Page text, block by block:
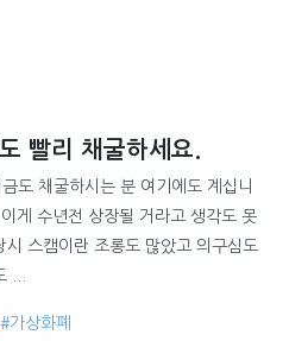
빨리 채굴하세요.
도 채굴하시는 분 여기에도 계십니
게 수년전 상장될 거라고 생각도 못
시 스캠이란 조롱도 많았고 의구심도
...
#가상화폐